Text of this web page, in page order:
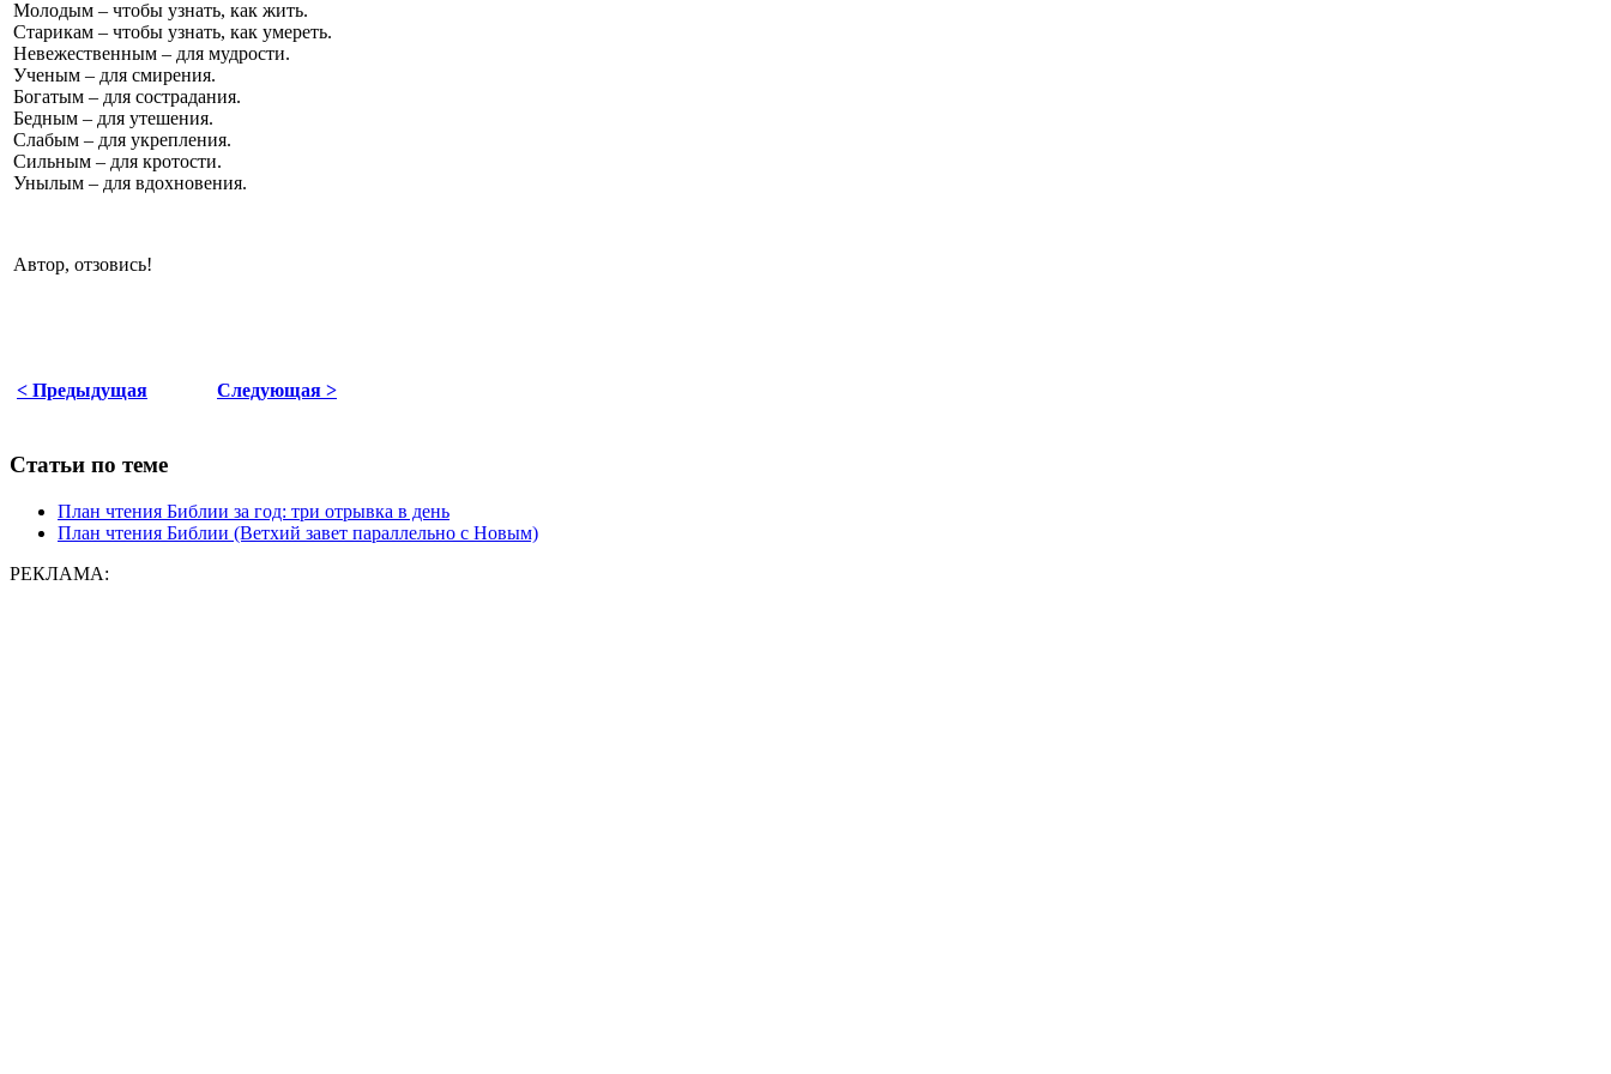
Молодым – чтобы узнать, как жить.
Старикам – чтобы узнать, как умереть.
Невежественным – для мудрости.
Ученым – для смирения.
Богатым – для сострадания.
Бедным – для утешения.
Слабым – для укрепления.
Сильным – для кротости.
Унылым – для вдохновения.
Автор, отзовись!
< Предыдущая Следующая >
Статьи по теме
План чтения Библии за год: три отрывка в день
План чтения Библии (Ветхий завет параллельно с Новым)
РЕКЛАМА: